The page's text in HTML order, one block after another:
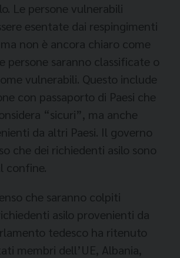
Le persone vulnerabili
esentate dai respingimenti
non è ancora chiaro come
persone saranno classificate o
vulnerabili. Questo include
con passaporto di Paesi che
“sicuri”, ma anche
da altri Paesi. Il governo
che dei richiedenti asilo sono
confine.
che saranno colpiti
asilo provenienti da
tedesco ha ritenuto
membri dell’UE, Albania,